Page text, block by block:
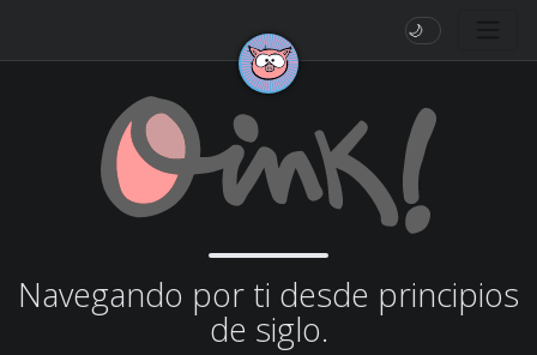
🌙
Navegando por ti desde principios
de siglo.